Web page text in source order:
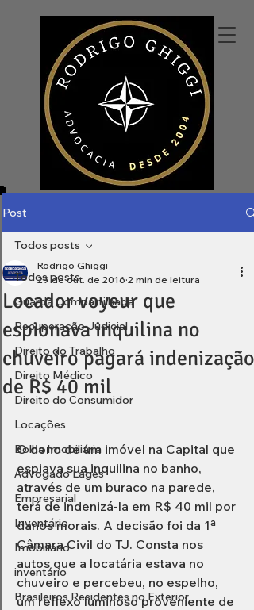
Post
Todos posts
Guarda Compartilhada
Recuperação Judicial
Direito do Trabalho
Direito Médico
Direito do Consumidor
Locações
Bolha Imobiliária
Advogado Lages
Empresarial
Inventário
Imobiliário
inventário
Brasileiros Residentes no Exterior
Todos posts
Locador voyeur que
espionava inquilina no
chuveiro pagará indenização
de R$ 40 mil
Rodrigo Ghiggi
29 de out. de 2016 2 min de leitura
O dono de um imóvel na Capital que
espiava sua inquilina no banho,
através de um buraco na parede,
terá de indenizá-la em R$ 40 mil por
danos morais. A decisão foi da 1ª
Câmara Civil do TJ. Consta nos
autos que a locatária estava no
chuveiro e percebeu, no espelho,
um reflexo luminoso proveniente de